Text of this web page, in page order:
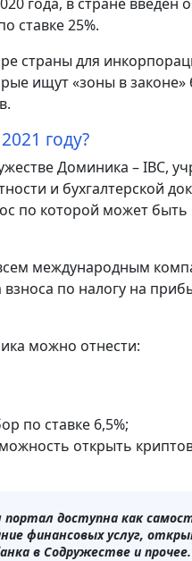
ставке 25%.
страны для
ищут «зоны в
году?
Доминика – IBC,
и бухгалтерской
по которой может
международным
по налогу на
можно отнести:
по ставке 6,5%;
открыть
доступна как
финансовых услуг,
в Содружестве и прочее.